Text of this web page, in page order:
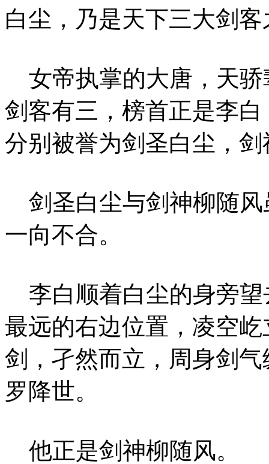
白尘，乃是天下三大剑
女帝执掌的大唐，天骄
剑客有三，榜首正是李
分别被誉为剑圣白尘，
剑圣白尘与剑神柳随风
一向不合。
李白顺着白尘的身旁望
最远的右边位置，凌空
剑，孑然而立，周身剑
罗降世。
他正是剑神柳随风。